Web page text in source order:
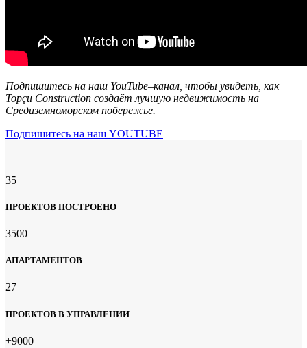
Подпишитесь на наш YouTube–канал, чтобы увидеть, как
Topçu Construction создаёт лучшую недвижимость на
Средиземноморском побережье.
Подпишитесь на наш YOUTUBE
35
ПРОЕКТОВ ПОСТРОЕНО
3500
АПАРТАМЕНТОВ
27
ПРОЕКТОВ В УПРАВЛЕНИИ
+9000